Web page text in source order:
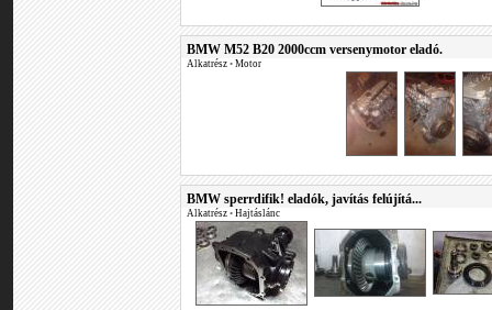
BMW M52 B20 2000ccm versenymotor eladó.
Alkatrész • Motor
BMW sperrdifik! eladók, javítás felújítá...
Alkatrész • Hajtáslánc